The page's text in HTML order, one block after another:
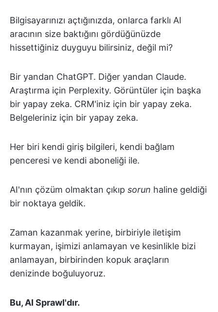
Bilgisayarınızı açtığınızda, onlarca farklı AI
aracının size baktığını gördüğünüzde
hissettiğiniz duyguyu bilirsiniz, değil mi?
Bir yandan ChatGPT. Diğer yandan Claude.
Araştırma için Perplexity. Görüntüler için başka
bir yapay zeka. CRM'iniz için bir yapay zeka.
Belgeleriniz için bir yapay zeka.
Her biri kendi giriş bilgileri, kendi bağlam
penceresi ve kendi aboneliği ile.
AI'nın çözüm olmaktan çıkıp sorun haline geldiği
bir noktaya geldik.
Zaman kazanmak yerine, birbiriyle iletişim
kurmayan, işimizi anlamayan ve kesinlikle bizi
anlamayan, birbirinden kopuk araçların
denizinde boğuluyoruz.
Bu, AI Sprawl'dır.